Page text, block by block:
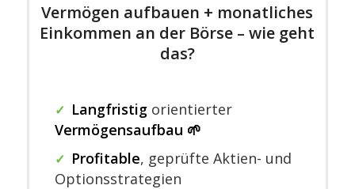
Vermögen aufbauen + monatliches
Einkommen an der Börse – wie geht
das?
✓ Langfristigorientierter
Vermögensaufbau 🌱
✓ Profitable, geprüfte Aktien- und
Optionsstrategien